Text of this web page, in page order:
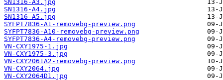
SN1316-A3.jpg
SN1316-A4.jpg
SN1316-A5.jpg
SYFPT7836-A1-removebg-preview.png
SYFPT7836-A10-removebg-preview.png
SYFPT7836-A4-removebg-preview.png
VN-CXY1975-1.jpg
VN-CXY1975-3.jpg
VN-CXY2061A2-removebg-preview.png
VN-CXY2064.jpg
VN-CXY2064D1.jpg